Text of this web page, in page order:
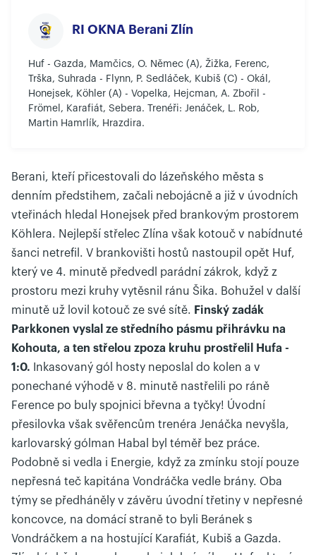
RI OKNA Berani Zlín
Huf - Gazda, Mamčics, O. Němec (A), Žižka, Ferenc,
Trška, Suhrada - Flynn, P. Sedláček, Kubiš (C) - Okál,
Honejsek, Köhler (A) - Vopelka, Hejcman, A. Zbořil -
Frömel, Karafiát, Sebera. Trenéři: Jenáček, L. Rob,
Martin Hamrlík, Hrazdira.
Berani, kteří přicestovali do lázeňského města s
denním předstihem, začali nebojácně a již v úvodních
vteřinách hledal Honejsek před brankovým prostorem
Köhlera. Nejlepší střelec Zlína však kotouč v nabídnuté
šanci netrefil. V brankovišti hostů nastoupil opět Huf,
který ve 4. minutě předvedl parádní zákrok, když z
prostoru mezi kruhy vytěsnil ránu Šika. Bohužel v další
minutě už lovil kotouč ze své sítě. Finský zadák
Parkkonen vyslal ze středního pásmu přihrávku na
Kohouta, a ten střelou zpoza kruhu prostřelil Hufa -
1:0. Inkasovaný gól hosty neposlal do kolen a v
ponechané výhodě v 8. minutě nastřelili po ráně
Ference po buly spojnici břevna a tyčky! Úvodní
přesilovka však svěřencům trenéra Jenáčka nevyšla,
karlovarský gólman Habal byl téměř bez práce.
Podobně si vedla i Energie, když za zmínku stojí pouze
nepřesná teč kapitána Vondráčka vedle brány. Oba
týmy se předháněly v závěru úvodní třetiny v nepřesné
koncovce, na domácí straně to byli Beránek s
Vondráčkem a na hostující Karafiát, Kubiš a Gazda.